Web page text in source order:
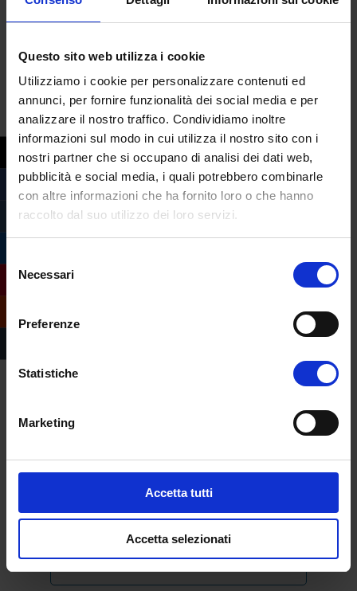
Questo sito web utilizza i cookie
Utilizziamo i cookie per personalizzare contenuti ed
annunci, per fornire funzionalità dei social media e per
analizzare il nostro traffico. Condividiamo inoltre
informazioni sul modo in cui utilizza il nostro sito con i
nostri partner che si occupano di analisi dei dati web,
pubblicità e social media, i quali potrebbero combinarle
con altre informazioni che ha fornito loro o che hanno
raccolto dal suo utilizzo dei loro servizi.
delNecessari
Preferenze
Statistiche
Marketing
Accetta tutti
Accetta selezionati
richiedi informazioni
sull’offerta formativa